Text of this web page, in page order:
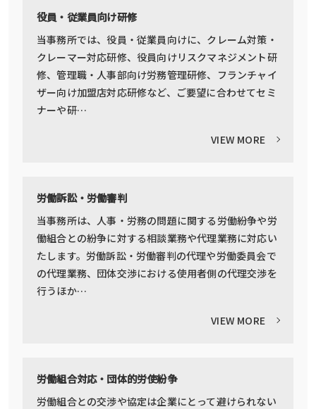
役員・従業員向け研修
当事務所では、役員・従業員向けに、クレーム対策・
クレーマー対応研修、役員向けリスクマネジメント研
修、管理職・人事部向け労務管理研修、フランチャイ
ザー向け加盟店対応研修など、ご要望に合わせてセミ
ナーや研…
VIEW MORE
労働訴訟・労働審判
当事務所は、人事・労務の問題に関する労働紛争や労
働組合との紛争に対する相談業務や代理業務に対応い
たします。労働訴訟・労働審判の代理や労働委員会で
の代理業務、団体交渉における使用者側の代理交渉を
行うほか…
VIEW MORE
労働組合対応・団体的労使紛争
労働組合との交渉や協定は企業にとって避けられない